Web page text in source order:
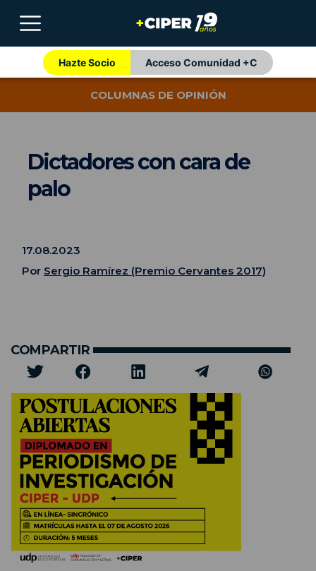
Hazte Socio Acceso Comunidad +C
COLUMNAS DE OPINIÓN
Dictadores con cara de
palo
17.08.2023
Por Sergio Ramírez (Premio Cervantes 2017)
COMPARTIR